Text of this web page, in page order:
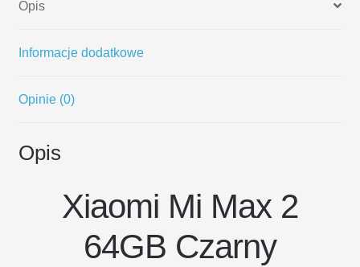
Opis
Informacje dodatkowe
Opinie (0)
Opis
Xiaomi Mi Max 2
64GB Czarny